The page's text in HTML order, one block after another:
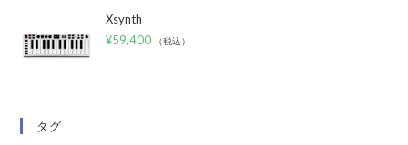
Xsynth
¥59,400 （税込）
タグ